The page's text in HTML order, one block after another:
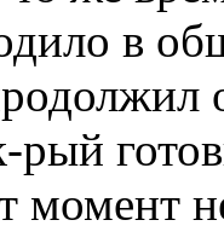
в
момент